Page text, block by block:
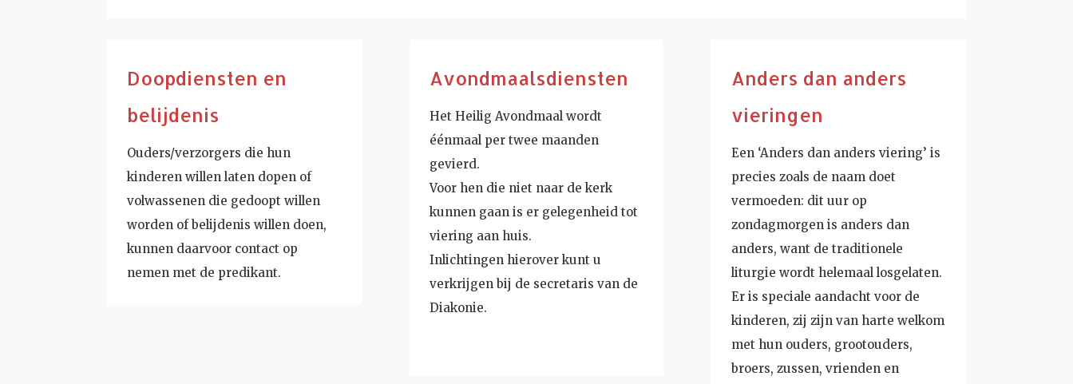
Doopdiensten en
belijdenis
Ouders/verzorgers die hun
kinderen willen laten dopen of
volwassenen die gedoopt willen
worden of belijdenis willen doen,
kunnen daarvoor contact op
nemen met de predikant.
Avondmaalsdiensten
Het Heilig Avondmaal wordt
éénmaal per twee maanden
gevierd.
Voor hen die niet naar de kerk
kunnen gaan is er gelegenheid tot
viering aan huis.
Inlichtingen hierover kunt u
verkrijgen bij de secretaris van de
Diakonie.
Anders dan anders
vieringen
Een ‘Anders dan anders viering’ is
precies zoals de naam doet
vermoeden: dit uur op
zondagmorgen is anders dan
anders, want de traditionele
liturgie wordt helemaal losgelaten.
Er is speciale aandacht voor de
kinderen, zij zijn van harte welkom
met hun ouders, grootouders,
broers, zussen, vrienden en